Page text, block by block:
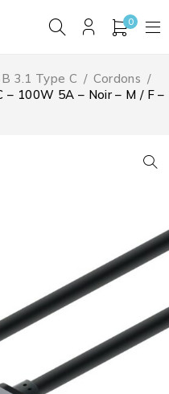
0
3.1 Type C / Cordons /
– 100W 5A – Noir – M / F –